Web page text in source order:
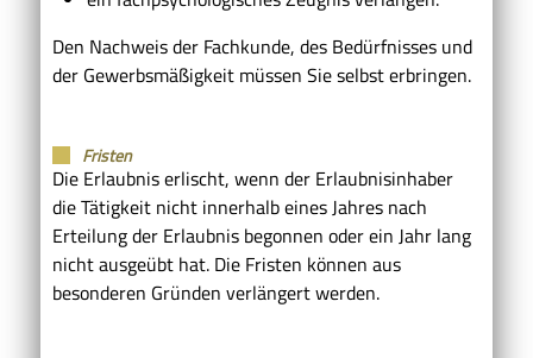
Den Nachweis der Fachkunde, des Bedürfnisses und
der Gewerbsmäßigkeit müssen Sie selbst erbringen.
Fristen
Die Erlaubnis erlischt, wenn der Erlaubnisinhaber
die Tätigkeit nicht innerhalb eines Jahres nach
Erteilung der Erlaubnis begonnen oder ein Jahr lang
nicht ausgeübt hat. Die Fristen können aus
besonderen Gründen verlängert werden.